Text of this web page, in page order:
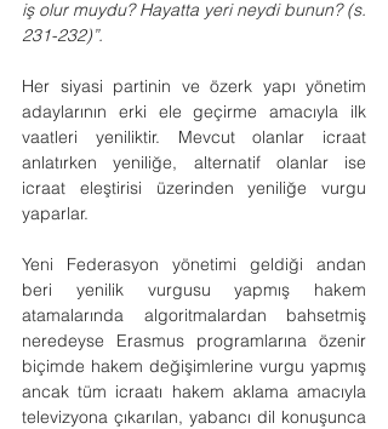
iş olur muydu? Hayatta yeri neydi bunun? (s.
231-232)”.
Her siyasi partinin ve özerk yapı yönetim
adaylarının erki ele geçirme amacıyla ilk
vaatleri yeniliktir. Mevcut olanlar icraat
anlatırken yeniliğe, alternatif olanlar ise
icraat eleştirisi üzerinden yeniliğe vurgu
yaparlar.
Yeni Federasyon yönetimi geldiği andan
beri yenilik vurgusu yapmış hakem
atamalarında algoritmalardan bahsetmiş
neredeyse Erasmus programlarına özenir
biçimde hakem değişimlerine vurgu yapmış
ancak tüm icraatı hakem aklama amacıyla
televizyona çıkarılan, yabancı dil konuşunca